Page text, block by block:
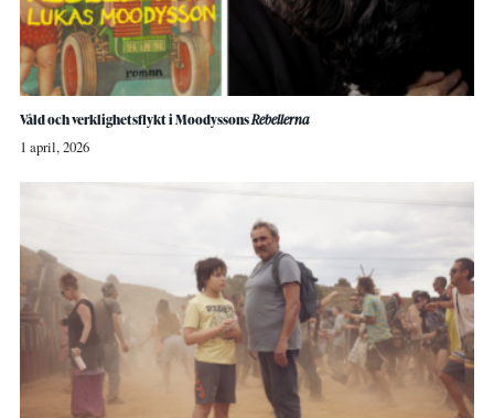
Våld och verklighetsflykt i MoodyssonsRebellerna
1 april, 2026